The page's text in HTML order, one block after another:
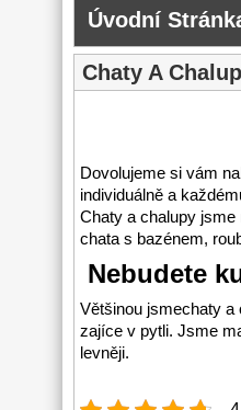
Úvodní
Chaty A
Dovolujeme si vám
individuálně a
Chaty a chalupy
chata s bazénem,
Nebudete
Většinou jsmechaty a
zajíce v pytli. Jsme
levněji.